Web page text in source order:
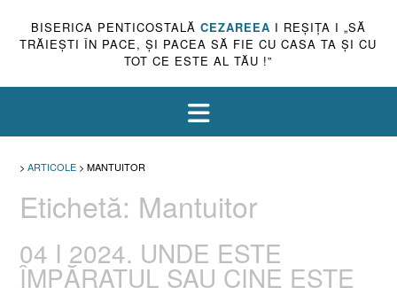
BISERICA PENTICOSTALĂ CEZAREEA I REŞIŢA I „SĂ
TRĂIEŞTI ÎN PACE, ŞI PACEA SĂ FIE CU CASA TA ŞI CU
TOT CE ESTE AL TĂU !”
> ARTICOLE > MANTUITOR
Etichetă: Mantuitor
04 I 2024. UNDE ESTE
ÎMPĂRATUL SAU CINE ESTE